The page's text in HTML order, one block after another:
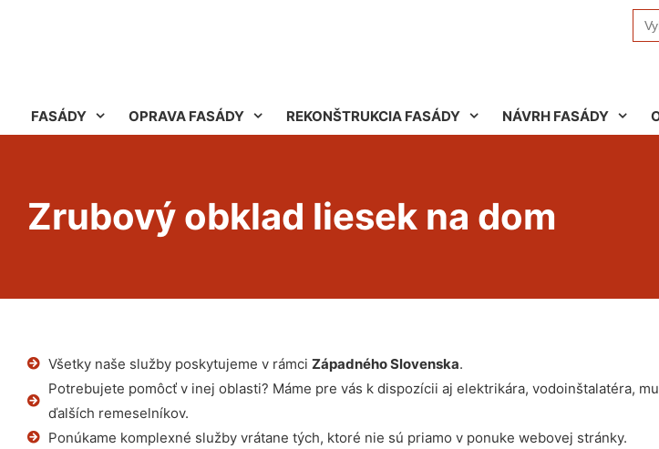
for:
FASÁDY OPRAVA FASÁDY REKONŠTRUKCIA FASÁDY NÁVRH FASÁDY
Zrubový obklad liesek na dom
Všetky naše služby poskytujeme v rámci Západného Slovenska.
Potrebujete pomôcť v inej oblasti? Máme pre vás k dispozícii aj elektrikára, vodoinštalatéra,
ďalších remeselníkov.
Ponúkame komplexné služby vrátane tých, ktoré nie sú priamo v ponuke webovej stránky.